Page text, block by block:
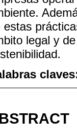
estas
legal y